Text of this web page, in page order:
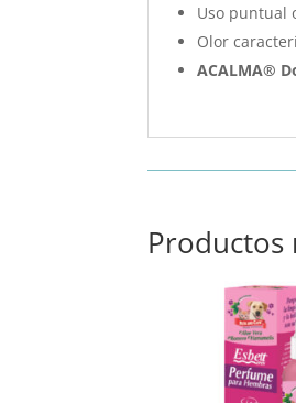
Uso puntual
Olor
ACALMA®
Productos